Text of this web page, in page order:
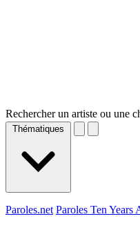
Rechercher un artiste ou une
Thématiques
Paroles.net Paroles Ten Years